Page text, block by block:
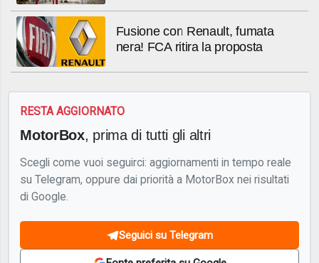
Fusione con Renault, fumata
nera! FCA ritira la proposta
RESTA AGGIORNATO
MotorBox, prima di tutti gli altri
Scegli come vuoi seguirci: aggiornamenti in tempo reale
su Telegram, oppure dai priorità a MotorBox nei risultati
di Google.
Seguici su Telegram